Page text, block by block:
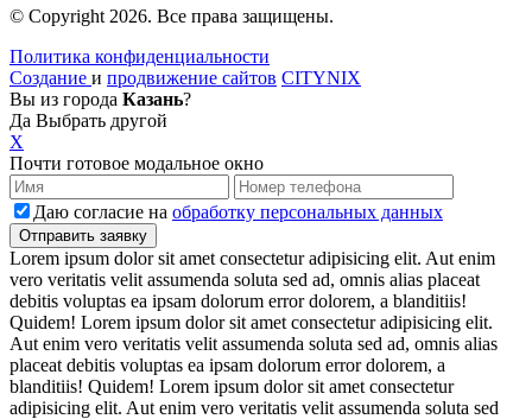
© Copyright 2026. Все права защищены.
Политика конфиденциальности
Создание и продвижение сайтов CITYNIX
Вы из города Казань?
Да Выбрать другой
X
Почти готовое модальное окно
Даю согласие на обработку персональных данных
Lorem ipsum dolor sit amet consectetur adipisicing elit. Aut enim
vero veritatis velit assumenda soluta sed ad, omnis alias placeat
debitis voluptas ea ipsam dolorum error dolorem, a blanditiis!
Quidem! Lorem ipsum dolor sit amet consectetur adipisicing elit.
Aut enim vero veritatis velit assumenda soluta sed ad, omnis alias
placeat debitis voluptas ea ipsam dolorum error dolorem, a
blanditiis! Quidem! Lorem ipsum dolor sit amet consectetur
adipisicing elit. Aut enim vero veritatis velit assumenda soluta sed